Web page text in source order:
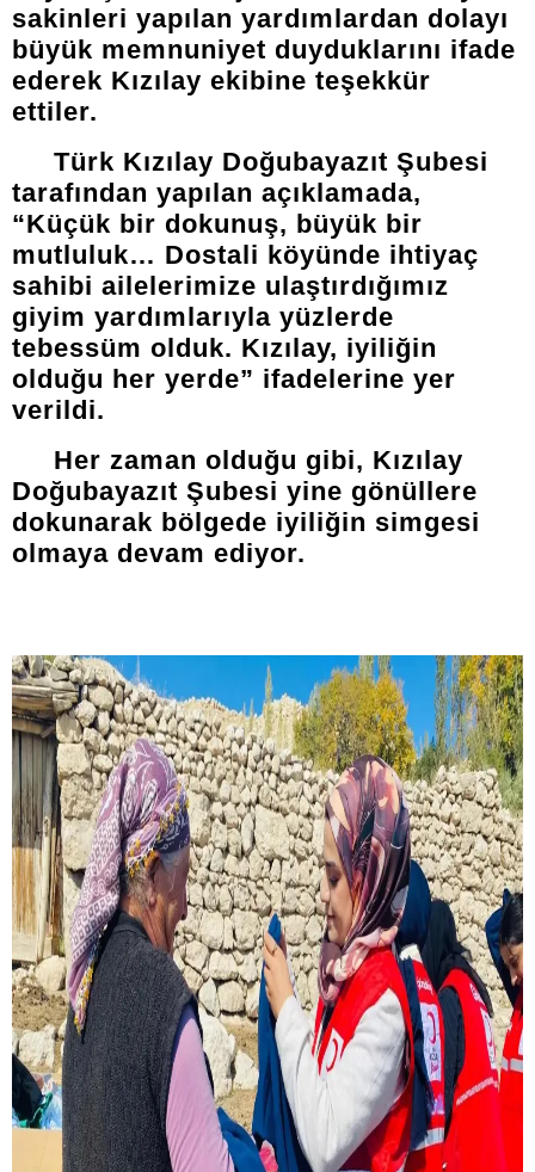
sakinleri yapılan yardımlardan dolayı
büyük memnuniyet duyduklarını ifade
ederek Kızılay ekibine teşekkür
ettiler.
Türk Kızılay Doğubayazıt Şubesi
tarafından yapılan açıklamada,
“Küçük bir dokunuş, büyük bir
mutluluk… Dostali köyünde ihtiyaç
sahibi ailelerimize ulaştırdığımız
giyim yardımlarıyla yüzlerde
tebessüm olduk. Kızılay, iyiliğin
olduğu her yerde” ifadelerine yer
verildi.
Her zaman olduğu gibi, Kızılay
Doğubayazıt Şubesi yine gönüllere
dokunarak bölgede iyiliğin simgesi
olmaya devam ediyor.